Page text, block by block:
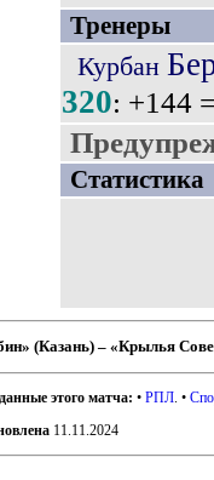
Тренеры
Курбан
320: +144 =
Статистика
(Казань) – «Крылья
этого матча: •РПЛ . •
11.11.2024